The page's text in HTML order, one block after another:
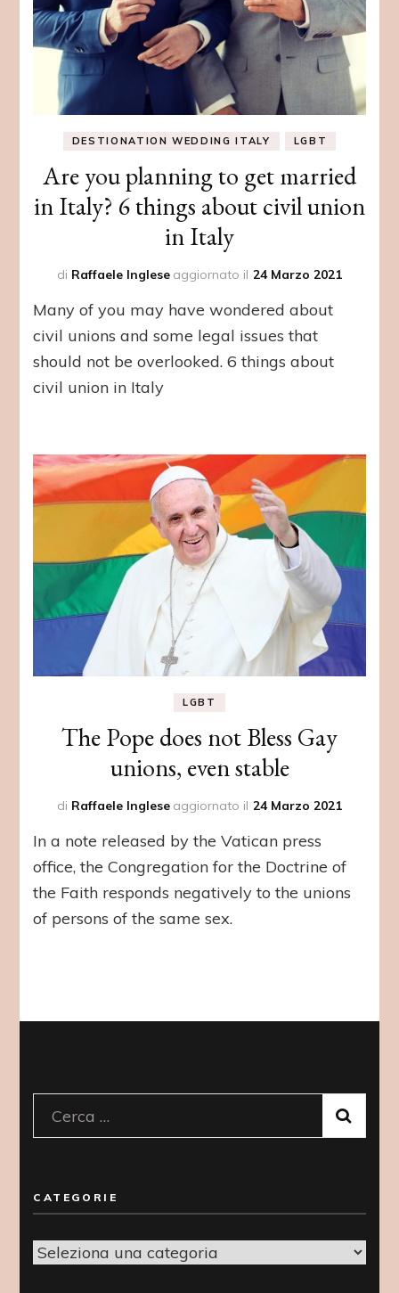
DESTIONATION WEDDING ITALY LGBT
Are you planning to get married
in Italy? 6 things about civil union
in Italy
di Raffaele Inglese aggiornato il 24 Marzo 2021
Many of you may have wondered about
civil unions and some legal issues that
should not be overlooked. 6 things about
civil union in Italy
LGBT
The Pope does not Bless Gay
unions, even stable
di Raffaele Inglese aggiornato il 24 Marzo 2021
In a note released by the Vatican press
office, the Congregation for the Doctrine of
the Faith responds negatively to the unions
of persons of the same sex.
Ricerca
per:
CATEGORIE
Categorie